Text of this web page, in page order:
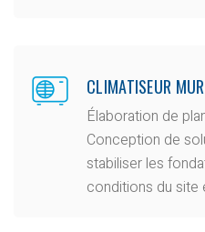
CLIMATISEUR
Élaboration de
Conception de
stabiliser les
conditions du site